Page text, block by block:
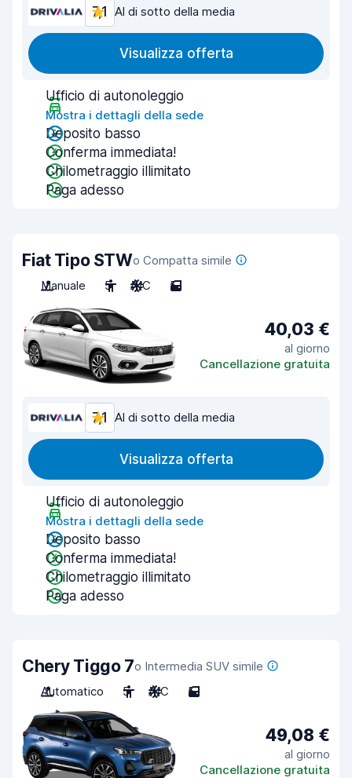
7,1 Al di sotto della media
Visualizza offerta
Ufficio di autonoleggio
Mostra i dettagli della sede
Deposito basso
Conferma immediata!
Chilometraggio illimitato
Paga adesso
Fiat Tipo STWo Compatta simile
Manuale
5 A/C 5
40,03 €
al giorno
Cancellazione gratuita
7,1 Al di sotto della media
Visualizza offerta
Ufficio di autonoleggio
Mostra i dettagli della sede
Deposito basso
Conferma immediata!
Chilometraggio illimitato
Paga adesso
Chery Tiggo 7o Intermedia SUV simile
Automatico
5 A/C 5
49,08 €
al giorno
Cancellazione gratuita